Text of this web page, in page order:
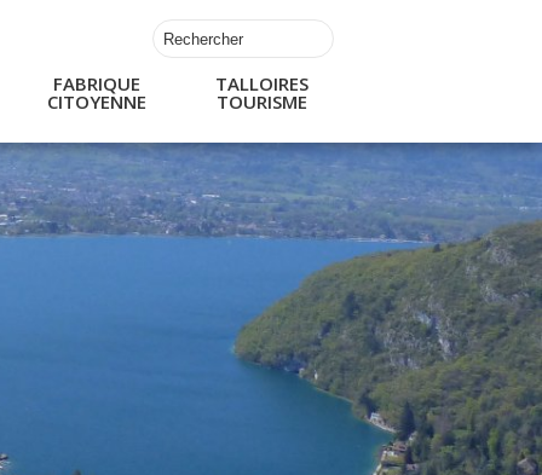
FABRIQUE
CITOYENNE
TALLOIRES
TOURISME